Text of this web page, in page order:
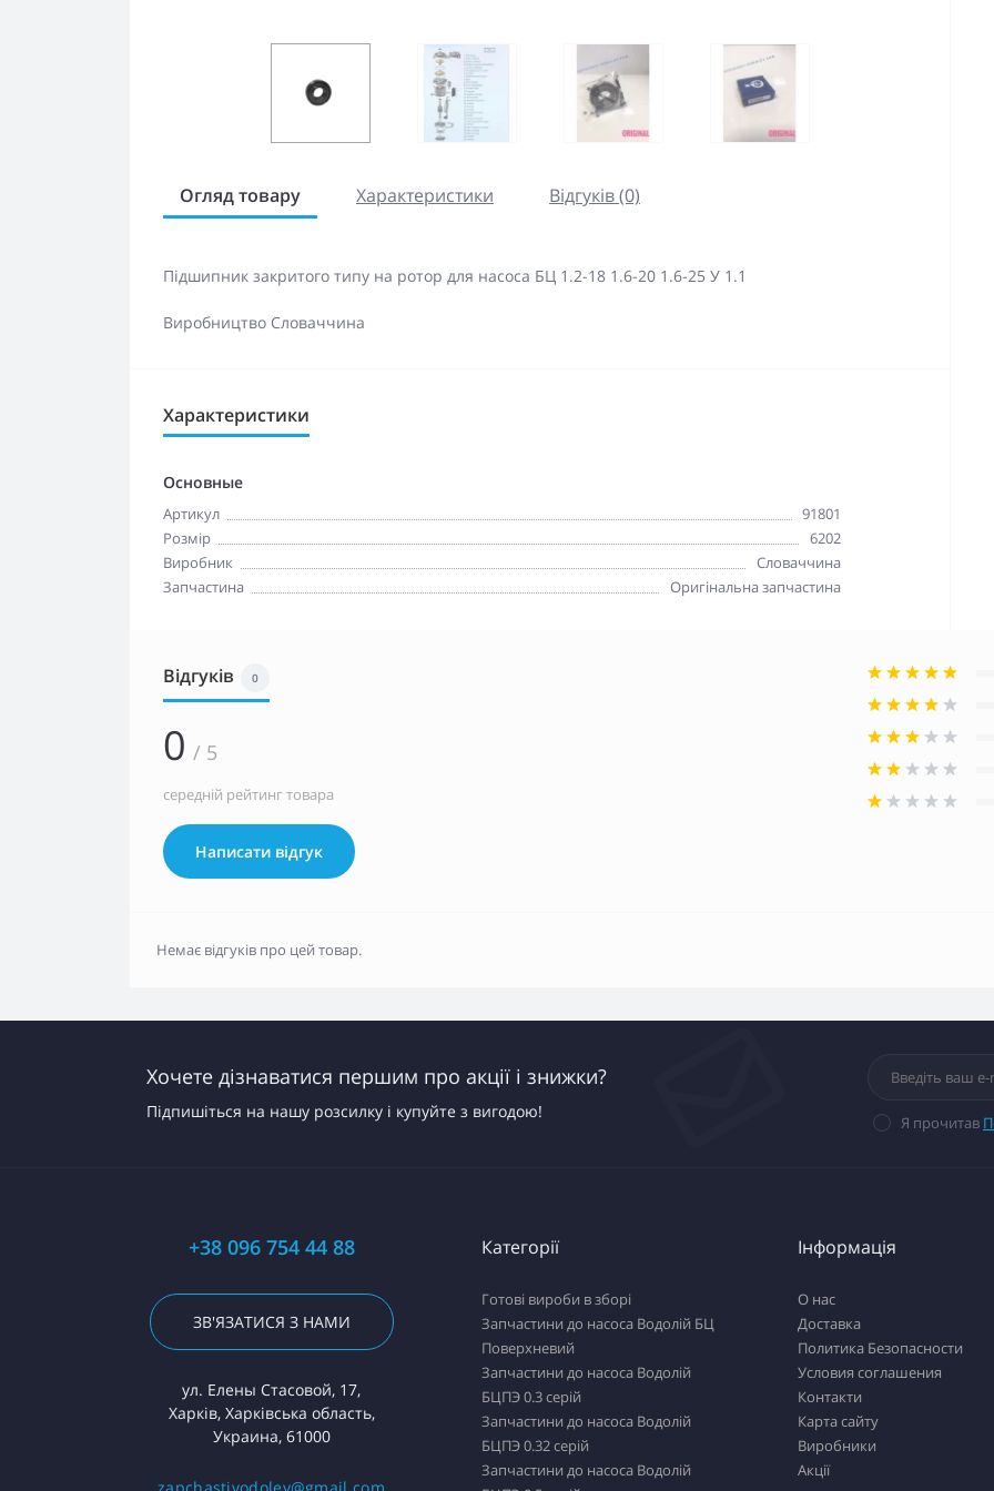
Огляд товару Характеристики Відгуків (0)
Підшипник закритого типу на ротор для насоса БЦ 1.2-18 1.6-20 1.6-25 У 1.1
Виробництво Словаччина
Характеристики
Основные
Артикул
91801
Розмір
6202
Виробник
Словаччина
Запчастина
Оригінальна запчастина
Відгуків 0
0 / 5
середній рейтинг товара
Написати відгук
Немає відгуків про цей товар.
Хочете дізнаватися першим про акції і знижки?
Підпишіться на нашу розсилку і купуйте з вигодою!
Я прочитав
+38 096 754 44 88
ЗВ'ЯЗАТИСЯ З НАМИ
ул. Елены Стасовой, 17,
Харків, Харківська область,
Украина, 61000
Категорії
Готові вироби в зборі
Запчастини до насоса Водолій БЦ
Поверхневий
Запчастини до насоса Водолій
БЦПЭ 0.3 серій
Запчастини до насоса Водолій
БЦПЭ 0.32 серій
Запчастини до насоса Водолій
Інформація
О нас
Доставка
Политика Безопасности
Условия соглашения
Контакти
Карта сайту
Виробники
Акції